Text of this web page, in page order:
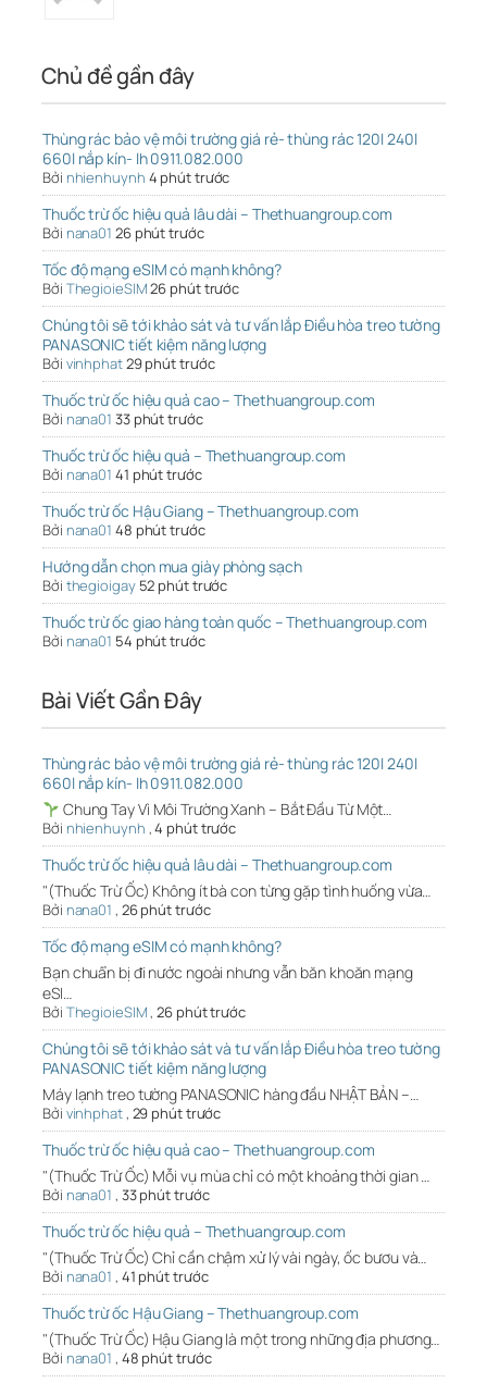
Chủ đề gần đây
Thùng rác bảo vệ môi trường giá rẻ- thùng rác 120l 240l
660l nắp kín- lh 0911.082.000
Bởi nhienhuynh 4 phút trước
Thuốc trừ ốc hiệu quả lâu dài – Thethuangroup.com
Bởi nana01 26 phút trước
Tốc độ mạng eSIM có mạnh không?
Bởi ThegioieSIM26 phút trước
Chúng tôi sẽ tới khảo sát và tư vấn lắp Điều hòa treo tường
PANASONIC tiết kiệm năng lượng
Bởi vinhphat29 phút trước
Thuốc trừ ốc hiệu quả cao – Thethuangroup.com
Bởi nana01 33 phút trước
Thuốc trừ ốc hiệu quả – Thethuangroup.com
Bởi nana01 41 phút trước
Thuốc trừ ốc Hậu Giang – Thethuangroup.com
Bởi nana01 48 phút trước
Hướng dẫn chọn mua giày phòng sạch
Bởi thegioigay 52 phút trước
Thuốc trừ ốc giao hàng toàn quốc – Thethuangroup.com
Bởi nana01 54 phút trước
Bài Viết Gần Đây
Thùng rác bảo vệ môi trường giá rẻ- thùng rác 120l 240l
660l nắp kín- lh 0911.082.000
Chung Tay Vì Môi Trường Xanh – Bắt Đầu Từ Một…
Bởi nhienhuynh ,4 phút trước
Thuốc trừ ốc hiệu quả lâu dài – Thethuangroup.com
"(Thuốc Trừ Ốc) Không ít bà con từng gặp tình huống vừa…
Bởi nana01 , 26 phút trước
Tốc độ mạng eSIM có mạnh không?
Bạn chuẩn bị đi nước ngoài nhưng vẫn băn khoăn mạng
eSI…
Bởi ThegioieSIM,26 phút trước
Chúng tôi sẽ tới khảo sát và tư vấn lắp Điều hòa treo tường
PANASONIC tiết kiệm năng lượng
Máy lạnh treo tường PANASONIC hàng đầu NHẬT BẢN –…
Bởi vinhphat, 29 phút trước
Thuốc trừ ốc hiệu quả cao – Thethuangroup.com
"(Thuốc Trừ Ốc) Mỗi vụ mùa chỉ có một khoảng thời gian …
Bởi nana01 , 33 phút trước
Thuốc trừ ốc hiệu quả – Thethuangroup.com
"(Thuốc Trừ Ốc) Chỉ cần chậm xử lý vài ngày, ốc bươu và…
Bởi nana01 , 41 phút trước
Thuốc trừ ốc Hậu Giang – Thethuangroup.com
"(Thuốc Trừ Ốc) Hậu Giang là một trong những địa phương…
Bởi nana01 , 48 phút trước